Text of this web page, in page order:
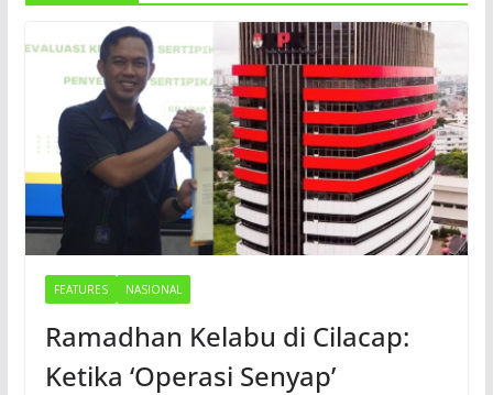
FEATURES NASIONAL
Ramadhan Kelabu di Cilacap:
Ketika ‘Operasi Senyap’